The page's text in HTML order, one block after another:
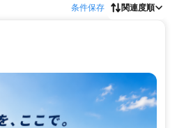
条件保存 関連度順